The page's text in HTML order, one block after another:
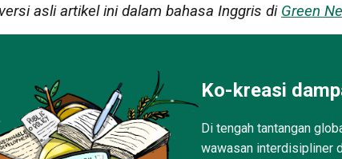
asli artikel ini dalam bahasa Inggris di Green
Ko-kreasi
Di tengah tantangan
wawasan interdisipliner